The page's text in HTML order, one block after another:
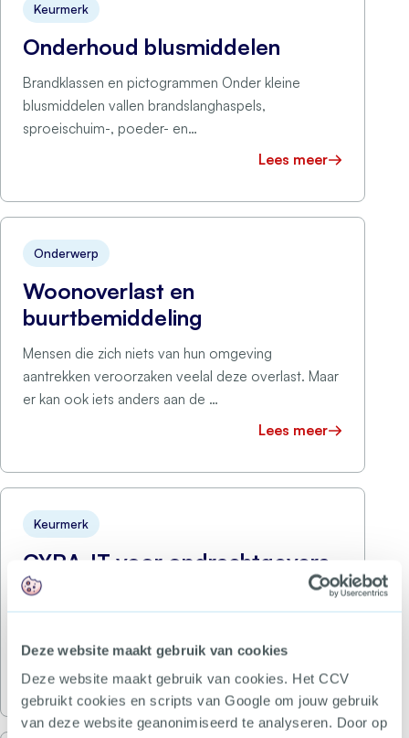
Deze website maakt gebruik van cookies
Deze website maakt gebruik van cookies. Het CCV
gebruikt cookies en scripts van Google om jouw gebruik
van deze website geanonimiseerd te analyseren. Door op
Onderhoud blusmiddelen
Keurmerk
Brandklassen en pictogrammen Onder kleine
blusmiddelen vallen brandslanghaspels,
sproeischuim-, poeder- en
CO2/koolzuursneeuwblussers en branddekens. De
Lees meer
Woonoverlast en
buurtbemiddeling
Onderwerp
Mensen die zich niets van hun omgeving
aantrekken veroorzaken veelal deze overlast. Maar
er kan ook iets anders aan de …
Lees meer
CYRA-IT voor opdrachtgevers
Keurmerk
Grip op digitale risico’s in je leveranciersketen
informatiebeveiliging van hun leveranciers. In een
Lees meer